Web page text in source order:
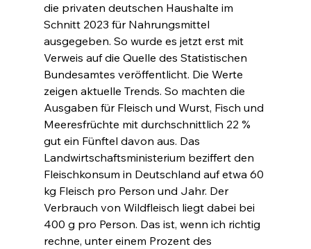
die privaten deutschen Haushalte im
Schnitt 2023 für Nahrungsmittel
ausgegeben. So wurde es jetzt erst mit
Verweis auf die Quelle des Statistischen
Bundesamtes veröffentlicht. Die Werte
zeigen aktuelle Trends. So machten die
Ausgaben für Fleisch und Wurst, Fisch und
Meeresfrüchte mit durchschnittlich 22 %
gut ein Fünftel davon aus. Das
Landwirtschaftsministerium beziffert den
Fleischkonsum in Deutschland auf etwa 60
kg Fleisch pro Person und Jahr. Der
Verbrauch von Wildfleisch liegt dabei bei
400 g pro Person. Das ist, wenn ich richtig
rechne, unter einem Prozent des